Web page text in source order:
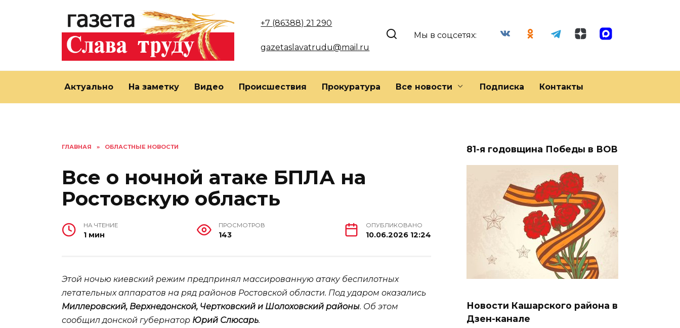
+7 (86388) 21 290
gazetaslavatrudu@mail.ru
Мы в соцсетях:
Актуально На заметку Видео Происшествия Прокуратура Все новости Подписка Контакты
ГЛАВНАЯ » ОБЛАСТНЫЕ НОВОСТИ
Все о ночной атаке БПЛА на
Ростовскую область
НА ЧТЕНИЕ
1 мин
ПРОСМОТРОВ
143
ОПУБЛИКОВАНО
10.06.2026 12:24
Этой ночью киевский режим предпринял массированную атаку беспилотных
летательных аппаратов на ряд районов Ростовской области. Под ударом оказались
Миллеровский, Верхнедонской, Чертковский и Шолоховский районы. Об этом
сообщил донской губернатор Юрий Слюсарь.
81-я годовщина Победы в ВОВ
Новости Кашарского района в
Дзен-канале